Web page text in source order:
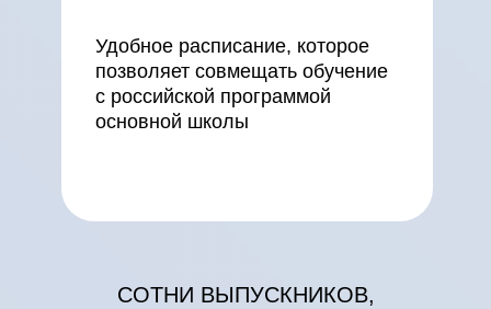
СОТНИ ВЫПУСКНИКОВ,
Удобное расписание, которое
позволяет совмещать обучение
с российской программой
основной школы